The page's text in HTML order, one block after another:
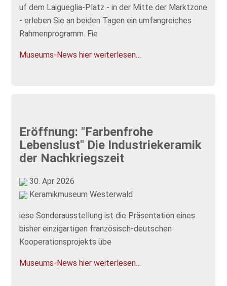
uf dem Laigueglia-Platz - in der Mitte der Marktzone
- erleben Sie an beiden Tagen ein umfangreiches
Rahmenprogramm. Fie
Museums-News hier weiterlesen…
Eröffnung: "Farbenfrohe
Lebenslust" Die Industriekeramik
der Nachkriegszeit
30. Apr 2026
Keramikmuseum Westerwald
iese Sonderausstellung ist die Präsentation eines
bisher einzigartigen französisch-deutschen
Kooperationsprojekts übe
Museums-News hier weiterlesen…